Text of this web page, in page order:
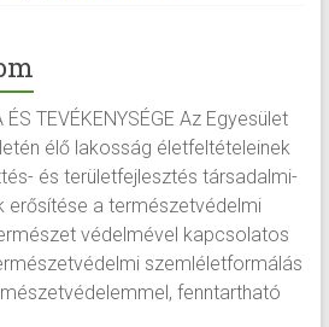
ÉS TEVÉKENYSÉGE Az Egyesület
élő lakosság életfeltételeinek
és területfejlesztés társadalmi-
erősítése a természetvédelmi
védelmével kapcsolatos
szemléletformálás
fenntartható